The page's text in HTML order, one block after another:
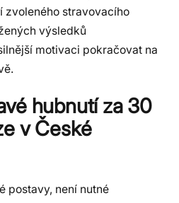
zvoleného stravovacího
výsledků
motivaci pokračovat na
hubnutí za 30
v České
postavy, není nutné